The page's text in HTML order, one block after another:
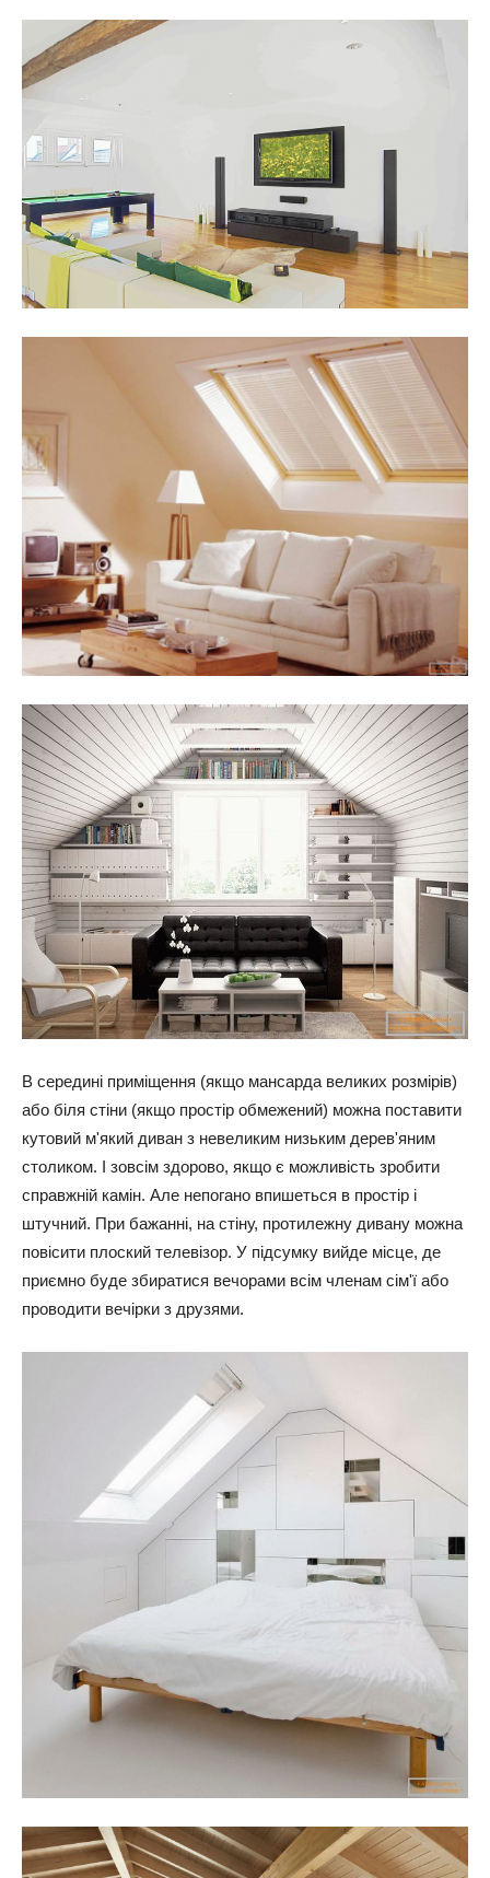
В середині приміщення (якщо мансарда великих розмірів)
або біля стіни (якщо простір обмежений) можна поставити
кутовий м'який диван з невеликим низьким дерев'яним
столиком. І зовсім здорово, якщо є можливість зробити
справжній камін. Але непогано впишеться в простір і
штучний. При бажанні, на стіну, протилежну дивану можна
повісити плоский телевізор. У підсумку вийде місце, де
приємно буде збиратися вечорами всім членам сім'ї або
проводити вечірки з друзями.